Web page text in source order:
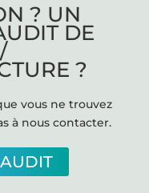
? UN
DE
?
vous ne trouvez
à nous contacter.
AUDIT